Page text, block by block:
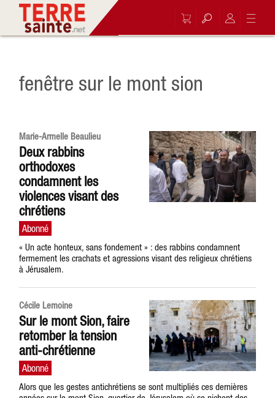
fenêtre sur le mont sion
Marie-Armelle Beaulieu
Deux rabbins
orthodoxes
condamnent les
violences visant des
chrétiens
« Un acte honteux, sans fondement » : des rabbins condamnent
fermement les crachats et agressions visant des religieux chrétiens
à Jérusalem.
Cécile Lemoine
Sur le mont Sion, faire
retomber la tension
anti-chrétienne
Alors que les gestes antichrétiens se sont multipliés ces dernières